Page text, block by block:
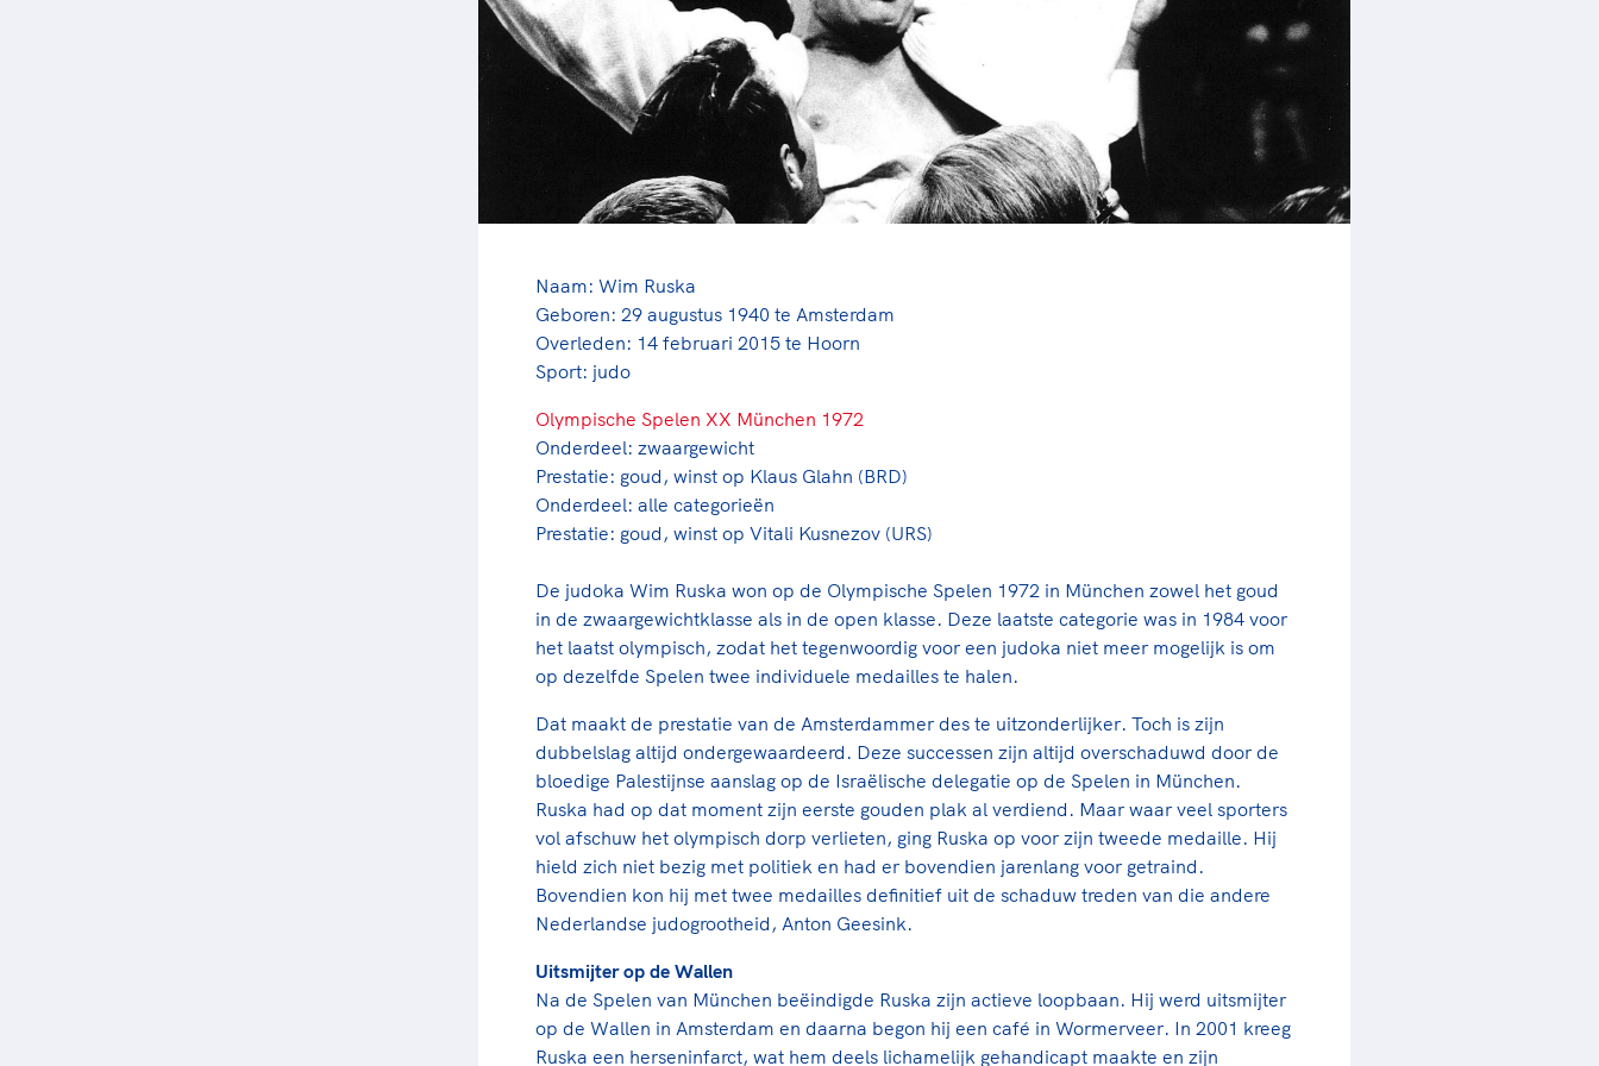
positionering van sport
je moeder of de hockeywedstrijd
van je buurjongen.
Gezonde sportomgeving
Naam: Wim Ruska
Geboren: 29 augustus 1940 te Amsterdam
Overleden: 14 februari 2015 te Hoorn
Sport: judo
Olympische Spelen XX München 1972
Onderdeel: zwaargewicht
Prestatie: goud, winst op Klaus Glahn (BRD)
Onderdeel: alle categorieën
Prestatie: goud, winst op Vitali Kusnezov (URS)
De judoka Wim Ruska won op de Olympische Spelen 1972 in München zowel het goud
in de zwaargewichtklasse als in de open klasse. Deze laatste categorie was in 1984 voor
het laatst olympisch, zodat het tegenwoordig voor een judoka niet meer mogelijk is om
op dezelfde Spelen twee individuele medailles te halen.
Dat maakt de prestatie van de Amsterdammer des te uitzonderlijker. Toch is zijn
dubbelslag altijd ondergewaardeerd. Deze successen zijn altijd overschaduwd door de
bloedige Palestijnse aanslag op de Israëlische delegatie op de Spelen in München.
Ruska had op dat moment zijn eerste gouden plak al verdiend. Maar waar veel sporters
vol afschuw het olympisch dorp verlieten, ging Ruska op voor zijn tweede medaille. Hij
hield zich niet bezig met politiek en had er bovendien jarenlang voor getraind.
Bovendien kon hij met twee medailles definitief uit de schaduw treden van die andere
Nederlandse judogrootheid, Anton Geesink.
Uitsmijter op de Wallen
Na de Spelen van München beëindigde Ruska zijn actieve loopbaan. Hij werd uitsmijter
op de Wallen in Amsterdam en daarna begon hij een café in Wormerveer. In 2001 kreeg
Ruska een herseninfarct, wat hem deels lichamelijk gehandicapt maakte en zijn